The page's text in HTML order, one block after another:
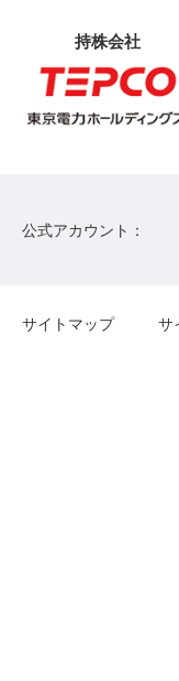
持株会社
公式アカウント：
サイトマップ サ